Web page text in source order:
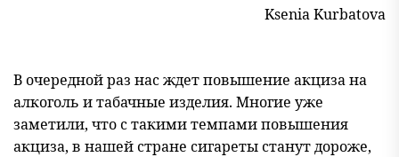
Ksenia Kurbatova
В очередной раз нас ждет повышение акциза на
алкоголь и табачные изделия. Многие уже
заметили, что с такими темпами повышения
акциза, в нашей стране сигареты станут дороже,